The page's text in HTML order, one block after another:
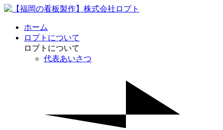
ホーム
ロプトについて
ロプトについて
代表あいさつ